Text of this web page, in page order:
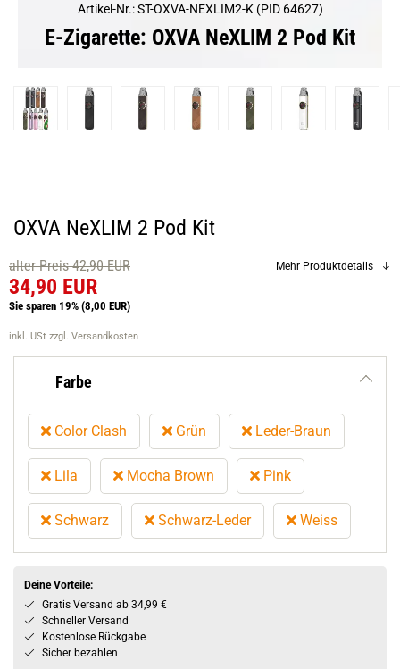
Artikel-Nr.: ST-OXVA-NEXLIM2-K (PID 64627)
E-Zigarette: OXVA NeXLIM 2 Pod Kit
OXVA NeXLIM 2 Pod Kit
alter Preis 42,90 EUR
34,90 EUR
Sie sparen 19% (8,00 EUR)
inkl. USt zzgl. Versandkosten
Mehr Produktdetails
Farbe
Color Clash Grün Leder-Braun
Lila Mocha Brown Pink
Schwarz Schwarz-Leder Weiss
Deine Vorteile:
Gratis Versand ab 34,99 €
Schneller Versand
Kostenlose Rückgabe
Sicher bezahlen